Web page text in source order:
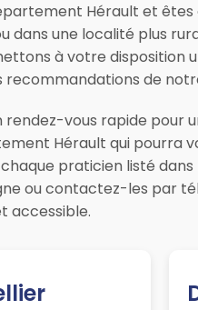
Hérault et
dans une localité plus
à votre disposition
recommandations de
rendez-vous rapide
Hérault qui pourra
praticien listé
ou contactez-les par
accessible.